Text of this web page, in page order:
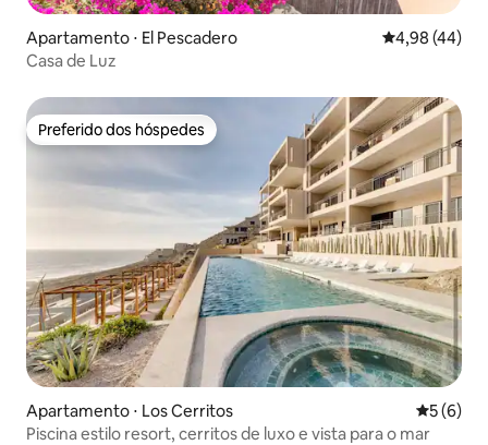
Apartamento ⋅ El Pescadero 4,98 de uma
4,98 (44)
Casa de Luz
Preferido dos hóspedes
Preferido dos hóspedes
Apartamento ⋅ Los Cerritos 5 de
5 (6)
Piscina estilo resort, cerritos de luxo e vista para o mar